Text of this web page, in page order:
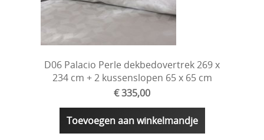
D06 Palacio Perle dekbedovertrek 269 x
234 cm + 2 kussenslopen 65 x 65 cm
€ 335,00
Toevoegen aan winkelmandje